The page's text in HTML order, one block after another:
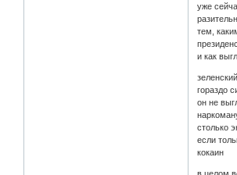
уже
тем,
и как
гораздо
он не
столько
если
кокаин
в целом